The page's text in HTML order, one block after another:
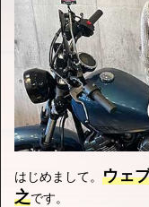
はじめまして。 ウェ
之です。